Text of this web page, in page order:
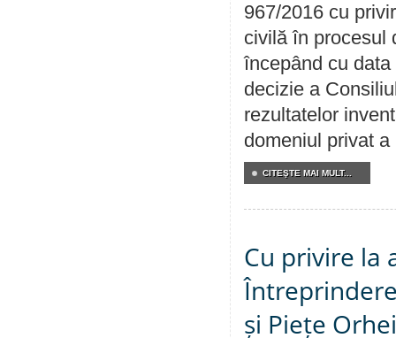
967/2016 cu
civilă în procesul
începând cu
decizie a
rezultatelor
domeniul privat a
CITEŞTE MAI MULT...
Cu privire la
și Piețe